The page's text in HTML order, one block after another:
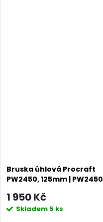
Bruska úhlová Procraft
PW2450, 125mm | PW2450
1 950 Kč
Skladem 5 ks